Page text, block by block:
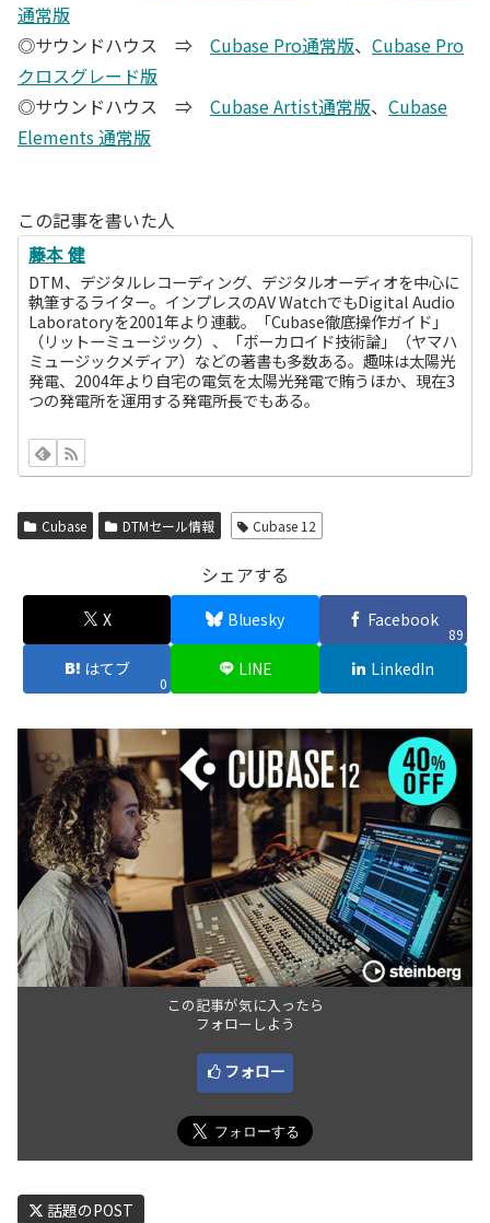
通常版
◎サウンドハウス ⇒ Cubase Pro通常版、 Cubase Pro
クロスグレード版
◎サウンドハウス ⇒ Cubase Artist通常版、 Cubase
Elements 通常版
この記事を書いた人
藤本 健
DTM、デジタルレコーディング、デジタルオーディオを中心に
執筆するライター。インプレスのAV WatchでもDigital Audio
Laboratoryを2001年より連載。「Cubase徹底操作ガイド」
（リットーミュージック）、「ボーカロイド技術論」（ヤマハ
ミュージックメディア）などの著書も多数ある。趣味は太陽光
発電、2004年より自宅の電気を太陽光発電で賄うほか、現在3
つの発電所を運用する発電所長でもある。
Cubase DTMセール情報 Cubase 12
シェアする
X Bluesky Facebook
89
はてブ
0
LINE LinkedIn
この記事が気に入ったら
フォローしよう
フォロー
話題のPOST